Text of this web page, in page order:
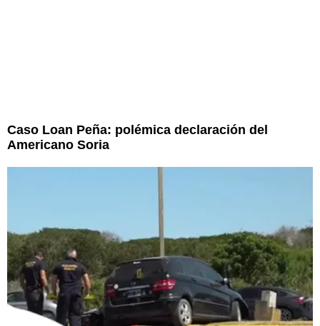
Caso Loan Peña: polémica declaración del
Americano Soria